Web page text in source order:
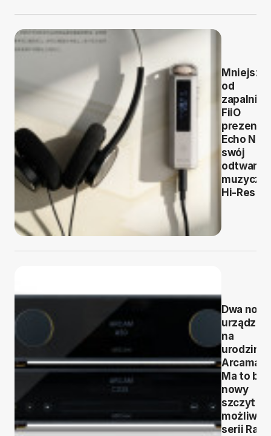
Mniejszy
od
FiiO
Echo
swój
Hi-Res
Dwa
na
urodziny
Arcama.
Ma to być
nowy
szczyt
serii